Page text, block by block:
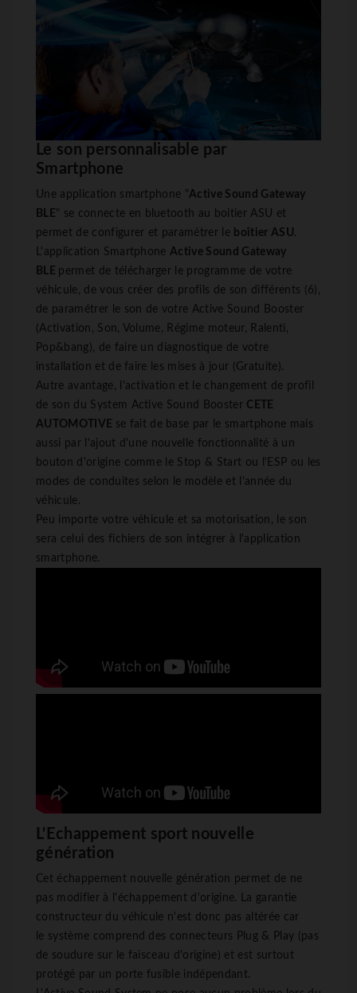
Le son personnalisable par
Smartphone
Une application smartphone "Active Sound Gateway
BLE" se connecte en bluetooth au boitier ASU et
permet de configurer et paramétrer le boîtier ASU.
L'application SmartphoneActive Sound Gateway
BLE permet de télécharger le programme de votre
véhicule, de vous créer des profils de son différents (6),
de paramétrer le son de votre Active Sound Booster
(Activation, Son, Volume, Régime moteur, Ralenti,
Pop&bang), de faire un diagnostique de votre
installation et de faire les mises à jour (Gratuite).
Autre avantage, l'activation et le changement de profil
de son du System Active Sound Booster CETE
AUTOMOTIVE se fait de base par le smartphone mais
aussi par l'ajout d'une nouvelle fonctionnalité à un
bouton d'origine comme le Stop & Start ou l'ESP ou les
modes de conduites selon le modèle et l'année du
véhicule.
Peu importe votre véhicule et sa motorisation, le son
sera celui des fichiers de son intégrer à l'application
smartphone.
L'Echappement sport nouvelle
génération
Cet échappement nouvelle génération permet de ne
pas modifier à l'échappement d'origine. La garantie
constructeur du véhicule n'est donc pas altérée car
le système comprend des connecteurs Plug & Play (pas
de soudure sur le faisceau d'origine) et est surtout
protégé par un porte fusible indépendant.